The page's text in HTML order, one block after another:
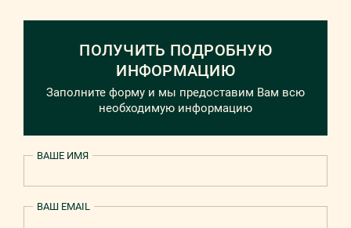
ПОЛУЧИТЬ ПОДРОБНУЮ
ИНФОРМАЦИЮ
Заполните форму и мы предоставим Вам всю
необходимую информацию
ВАШЕ ИМЯ
ВАШ EMAIL